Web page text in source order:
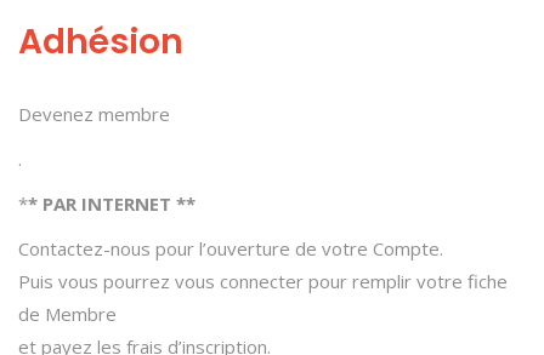
Adhésion
Devenez membre
.
** PAR INTERNET **
Contactez-nous pour l’ouverture de votre Compte.
Puis vous pourrez vous connecter pour remplir votre fiche
de Membre
et payez les frais d’inscription.